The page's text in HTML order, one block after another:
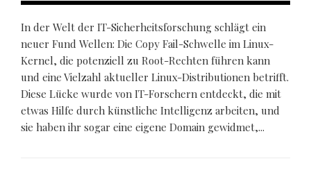
In der Welt der IT-Sicherheitsforschung schlägt ein
neuer Fund Wellen: Die Copy Fail-Schwelle im Linux-
Kernel, die potenziell zu Root-Rechten führen kann
und eine Vielzahl aktueller Linux-Distributionen betrifft.
Diese Lücke wurde von IT-Forschern entdeckt, die mit
etwas Hilfe durch künstliche Intelligenz arbeiten, und
sie haben ihr sogar eine eigene Domain gewidmet,...